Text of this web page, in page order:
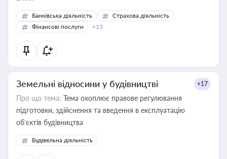
Банківська діяльність
Страхова діяльність
Фінансові послуги
+13
Земельні відносини у будівництві +17
Про що тема: Тема охоплює правове регулювання
підготовки, здійснення та введення в експлуатацію
об’єктів будівництва
Будівельна діяльність